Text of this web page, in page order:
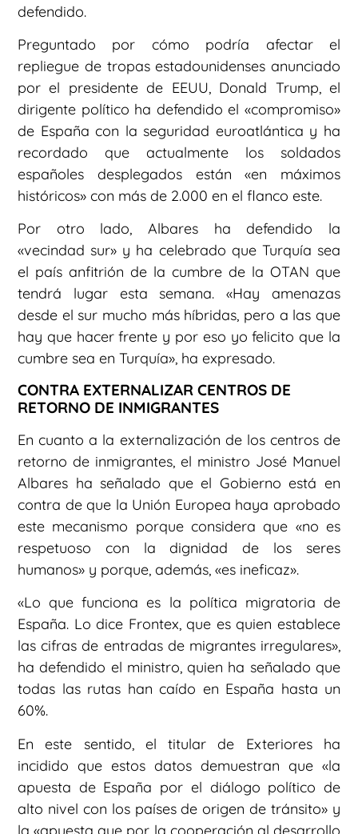
defendido.
Preguntado por cómo podría afectar el
repliegue de tropas estadounidenses anunciado
por el presidente de EEUU, Donald Trump, el
dirigente político ha defendido el «compromiso»
de España con la seguridad euroatlántica y ha
recordado que actualmente los soldados
españoles desplegados están «en máximos
históricos» con más de 2.000 en el flanco este.
Por otro lado, Albares ha defendido la
«vecindad sur» y ha celebrado que Turquía sea
el país anfitrión de la cumbre de la OTAN que
tendrá lugar esta semana. «Hay amenazas
desde el sur mucho más híbridas, pero a las que
hay que hacer frente y por eso yo felicito que la
cumbre sea en Turquía», ha expresado.
CONTRA EXTERNALIZAR CENTROS DE
RETORNO DE INMIGRANTES
En cuanto a la externalización de los centros de
retorno de inmigrantes, el ministro José Manuel
Albares ha señalado que el Gobierno está en
contra de que la Unión Europea haya aprobado
este mecanismo porque considera que «no es
respetuoso con la dignidad de los seres
humanos» y porque, además, «es ineficaz».
«Lo que funciona es la política migratoria de
España. Lo dice Frontex, que es quien establece
las cifras de entradas de migrantes irregulares»,
ha defendido el ministro, quien ha señalado que
todas las rutas han caído en España hasta un
60%.
En este sentido, el titular de Exteriores ha
incidido que estos datos demuestran que «la
apuesta de España por el diálogo político de
alto nivel con los países de origen de tránsito» y
la «apuesta que por la cooperación al desarrollo